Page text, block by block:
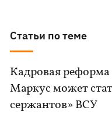
Статьи по теме
Кадровая
Маркус может
сержантов» ВСУ